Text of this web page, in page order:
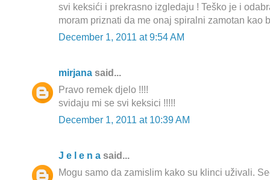
svi keksići i prekrasno izgledaju ! Teško je i
moram priznati da me onaj spiralni zamotan kao
December 1, 2011 at 9:54 AM
mirjana said...
Pravo remek djelo !!!!
svidaju mi se svi keksici !!!!!
December 1, 2011 at 10:39 AM
J e l e n a said...
Mogu samo da zamislim kako su klinci uživali.